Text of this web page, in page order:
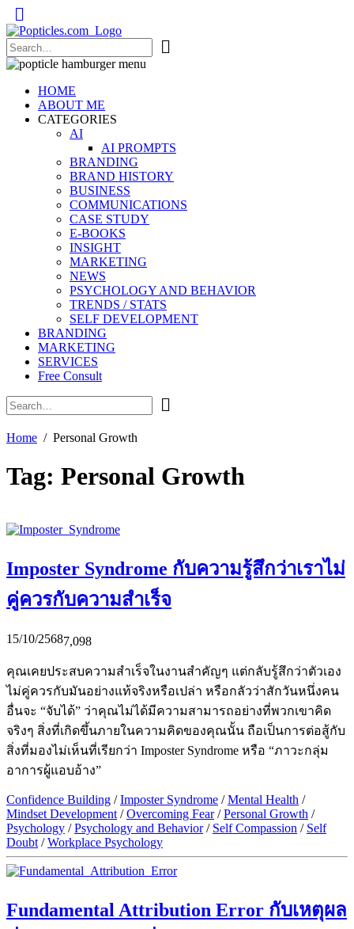
Popticles.com
HOME
ABOUT ME
CATEGORIES
AI
AI PROMPTS
BRANDING
BRAND HISTORY
BUSINESS
COMMUNICATIONS
CASE STUDY
E-BOOKS
INSIGHT
MARKETING
NEWS
PSYCHOLOGY AND BEHAVIOR
TRENDS / STATS
SELF DEVELOPMENT
BRANDING
MARKETING
SERVICES
Free Consult
Home Personal Growth
Tag: Personal Growth
Imposter Syndrome กับความรู้สึกว่าเราไม่
คู่ควรกับความสำเร็จ
15/10/25687,098
คุณเคยประสบความสำเร็จในงานสำคัญๆ แต่กลับรู้สึกว่าตัวเอง
ไม่คู่ควรกับมันอย่างแท้จริงหรือเปล่า หรือกลัวว่าสักวันหนึ่งคน
อื่นจะ “จับได้” ว่าคุณไม่ได้มีความสามารถอย่างที่พวกเขาคิด
จริงๆ สิ่งที่เกิดขึ้นภายในความคิดของคุณนั้น ถือเป็นการต่อสู้กับ
สิ่งที่มองไม่เห็นที่เรียกว่า Imposter Syndrome หรือ “ภาวะกลุ่ม
อาการผู้แอบอ้าง”
Confidence Building /Imposter Syndrome /Mental Health /
Mindset Development /Overcoming Fear/Personal Growth /
Psychology /Psychology and Behavior/ Self Compassion / Self
Doubt /Workplace Psychology
Fundamental Attribution Error กับเหตุผล